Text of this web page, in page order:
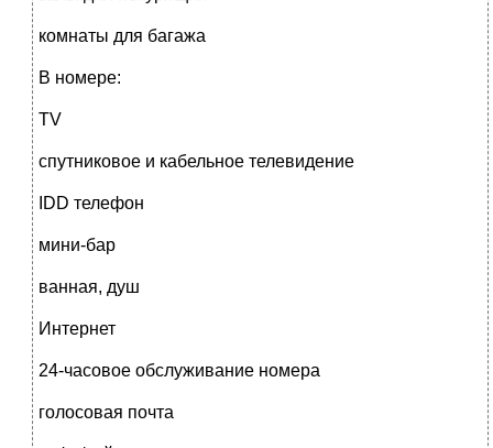
комнаты для багажа
В номере:
TV
спутниковое и кабельное телевидение
IDD телефон
мини-бар
ванная, душ
Интернет
24-часовое обслуживание номера
голосовая почта